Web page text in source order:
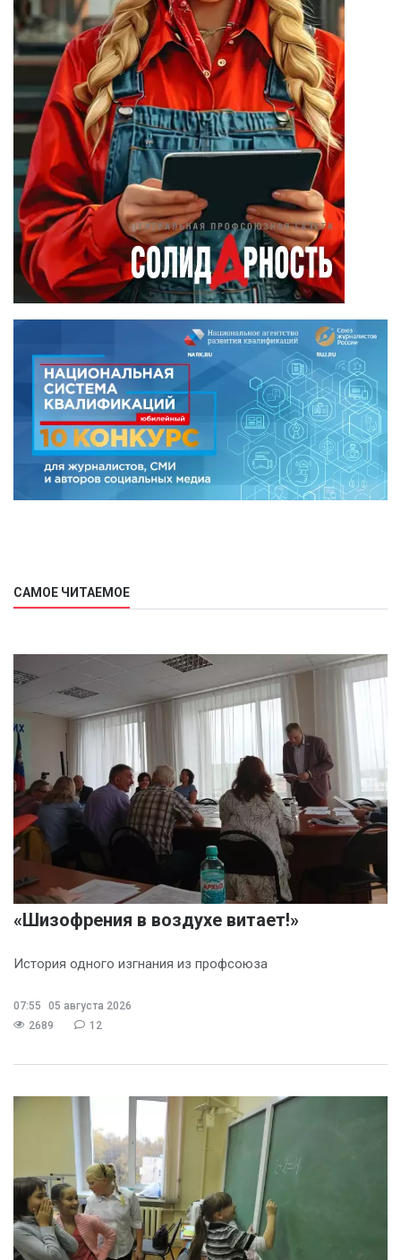
САМОЕ ЧИТАЕМОЕ
«Шизофрения в воздухе витает!»
История одного изгнания из профсоюза
07:55
05 августа 2026
2689
12